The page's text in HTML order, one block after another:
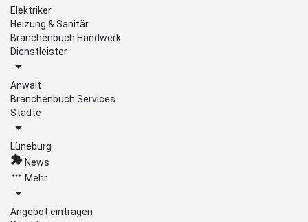
Elektriker
Heizung & Sanitär
Branchenbuch Handwerk
Dienstleister
Anwalt
Branchenbuch Services
Städte
Lüneburg
News
Mehr
Angebot eintragen